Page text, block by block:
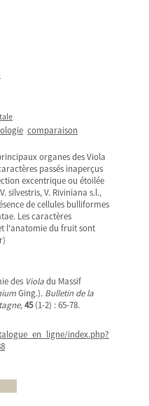
comparaison
organes des Viola
passés inaperçus
excentrique ou étoilée
silvestris, V. Riviniana s.l.,
de cellules bulliformes
Les caractères
l'anatomie du fruit sont
des Violadu Massif
Ging.). Bulletin de la
45(1-2) : 65-78.
index.php?